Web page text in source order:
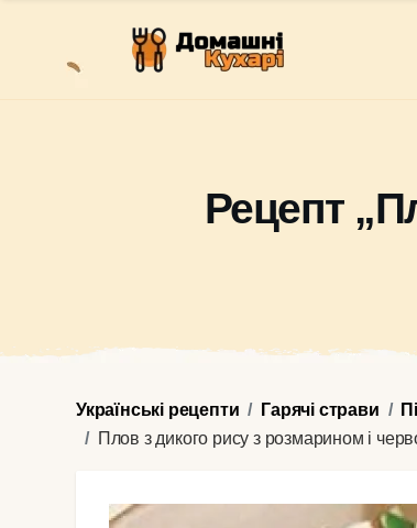
Рецепт
Українські рецепти Гарячі страви
Плов з дикого рису з розмарином і